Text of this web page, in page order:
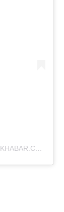
A POST SHARED BY KHABAR GUJARAT (@KHABAR.COMMUNICATION)